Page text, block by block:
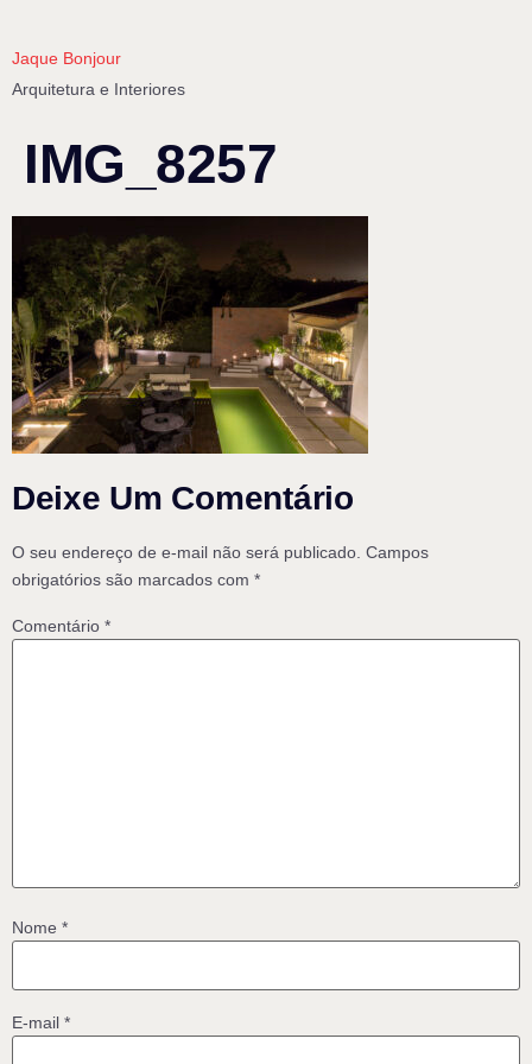
Jaque Bonjour
Arquitetura e Interiores
IMG_8257
Deixe Um Comentário
O seu endereço de e-mail não será publicado. Campos
obrigatórios são marcados com *
Comentário *
Nome *
E-mail *